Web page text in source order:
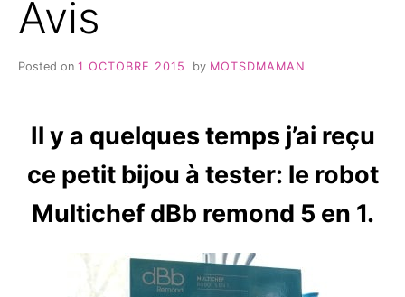
Avis
Posted on 1 OCTOBRE 2015 by MOTSDMAMAN
Il y a quelques temps j’ai reçu
ce petit bijou à tester: le robot
Multichef dBb remond 5 en 1.